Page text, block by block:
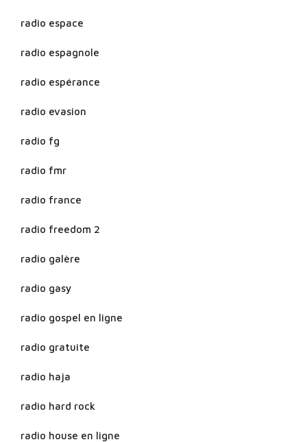
radio espace
radio espagnole
radio espérance
radio evasion
radio fg
radio fmr
radio france
radio freedom 2
radio galère
radio gasy
radio gospel en ligne
radio gratuite
radio haja
radio hard rock
radio house en ligne